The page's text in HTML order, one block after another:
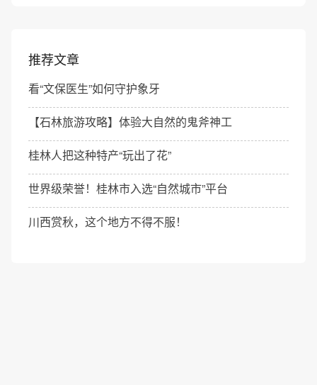
推荐文章
看“文保医生”如何守护象牙
【石林旅游攻略】体验大自然的鬼斧神工
桂林人把这种特产“玩出了花”
世界级荣誉！桂林市入选“自然城市”平台
川西赏秋，这个地方不得不服！